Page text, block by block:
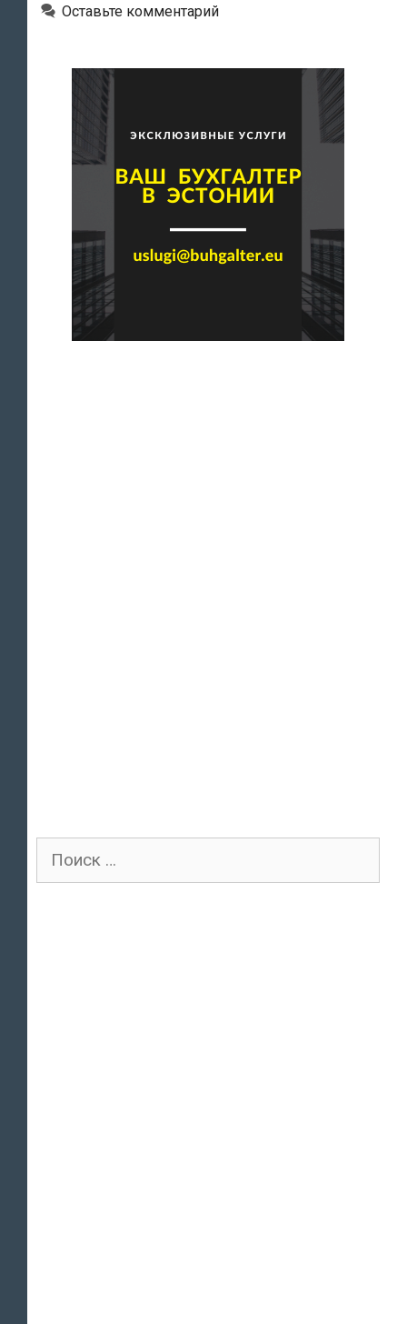
Оставьте комментарий
Поиск